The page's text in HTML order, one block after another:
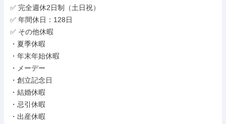
✅ 完全週休2日制（土日祝）
✅ 年間休日：128日
✅ その他休暇
・夏季休暇
・年末年始休暇
・メーデー
・創立記念日
・結婚休暇
・忌引休暇
・出産休暇